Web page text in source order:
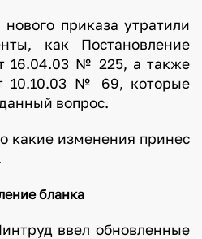
приказа утратили
как Постановление
16.04.03 № 225, а также
10.10.03 № 69, которые
вопрос.
какие изменения принес
бланка
ввел обновленные